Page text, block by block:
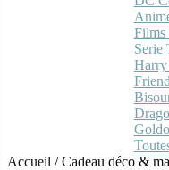
Films
Serie
Harry
Accueil /Cadeau déco &